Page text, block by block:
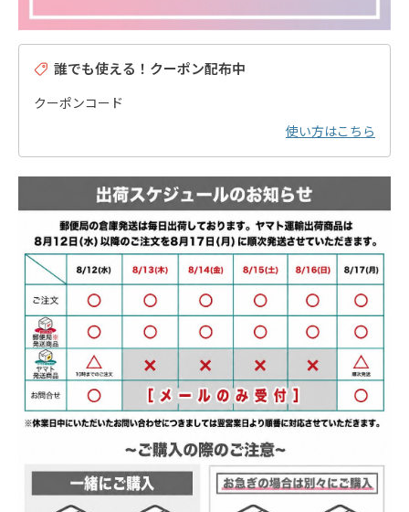
誰でも使える！クーポン配布中
クーポンコード
使い方はこちら